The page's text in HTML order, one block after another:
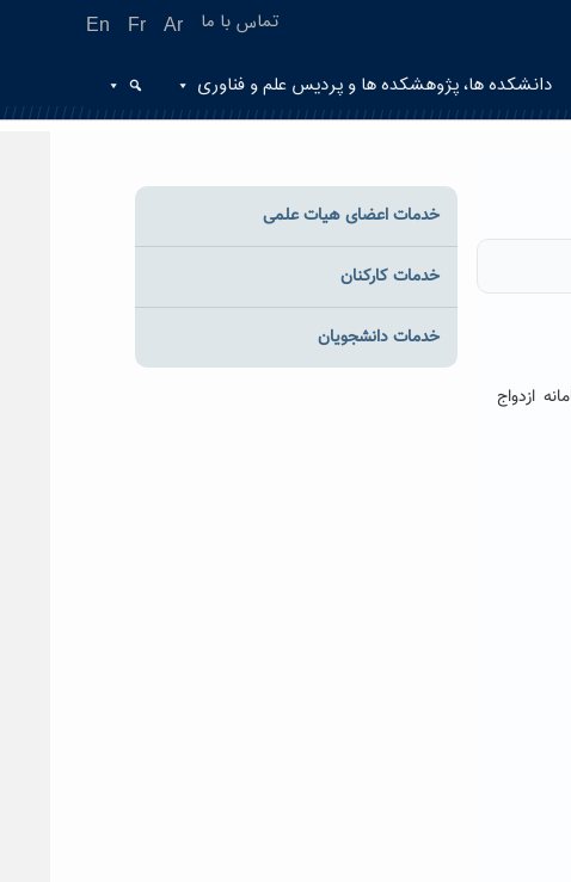
En Fr Ar تماس با ما
دانشکده ها، پژوهشکده ها و پردیس علم و فناوری
ازدواج
خدمات اعضای هیات علمی
خدمات کارکنان
خدمات دانشجویان